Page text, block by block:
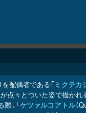
配偶者である「ミクテカ
点々とついた姿で描か
、「ケツァルコアトル（